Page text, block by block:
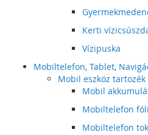
Kerti
Vízipuska
Mobiltelefon, Tablet,
Mobil eszköz tartozék
Mobil
Mobiltelefon
Mobiltelefon tok